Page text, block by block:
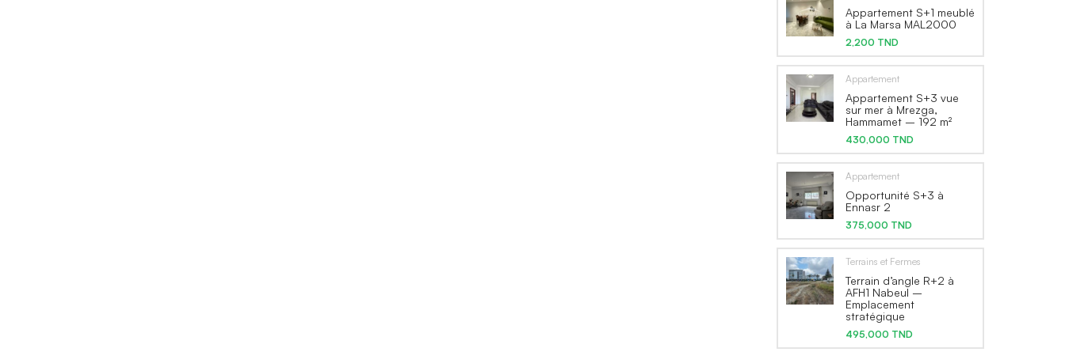
Appartement S+1 meublé
à La Marsa MAL2000
2,200 TND
Appartement
Appartement S+3 vue
sur mer à Mrezga,
Hammamet – 192 m²
430,000 TND
Appartement
Opportunité S+3 à
Ennasr 2
375,000 TND
Terrains et Fermes
Terrain d’angle R+2 à
AFH1 Nabeul –
Emplacement
stratégique
495,000 TND